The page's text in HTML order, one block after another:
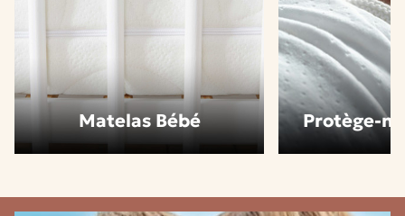
Matelas Bébé Protège-